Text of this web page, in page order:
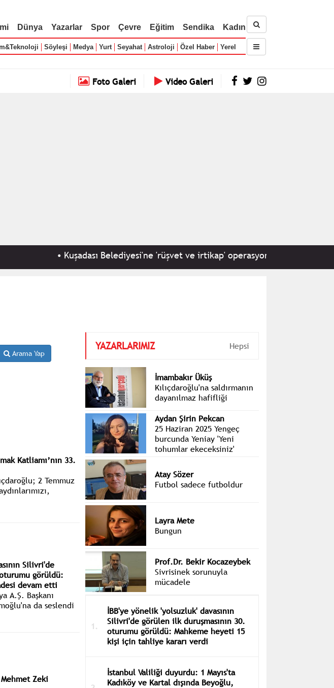
Dünya Yazarlar Spor Çevre Eğitim Sendika Kadın
Söyleşi Medya Yurt Seyahat Astroloji Özel Haber Yerel
Foto Galeri Video Galeri
Kuşadası Belediyesi'ne 'rüşvet ve irtikap' operasyonu: 22 kişi hakkında
Arama Yap
Katliamı’nın 33.
2 Temmuz
Silivri'de
görüldü:
devam etti
A.Ş. Başkanı
da seslendi
Zeki
YAZARLARIMIZ Hepsi
İmambakır Üküş
Kılıçdaroğlu'na saldırmanın
dayanılmaz hafifliği
Aydan Şirin Pekcan
25 Haziran 2025 Yengeç
burcunda Yeniay 'Yeni
tohumlar ekeceksiniz'
Atay Sözer
Futbol sadece futboldur
Layra Mete
Bungun
Prof.Dr. Bekir Kocazeybek
Sivrisinek sorunuyla
mücadele
İBB'ye yönelik 'yolsuzluk' davasının
Silivri'de görülen ilk duruşmasının 30.
oturumu görüldü: Mahkeme heyeti 15
kişi için tahliye kararı verdi
İstanbul Valiliği duyurdu: 1 Mayıs'ta
Kadıköy ve Kartal dışında Beyoğlu,